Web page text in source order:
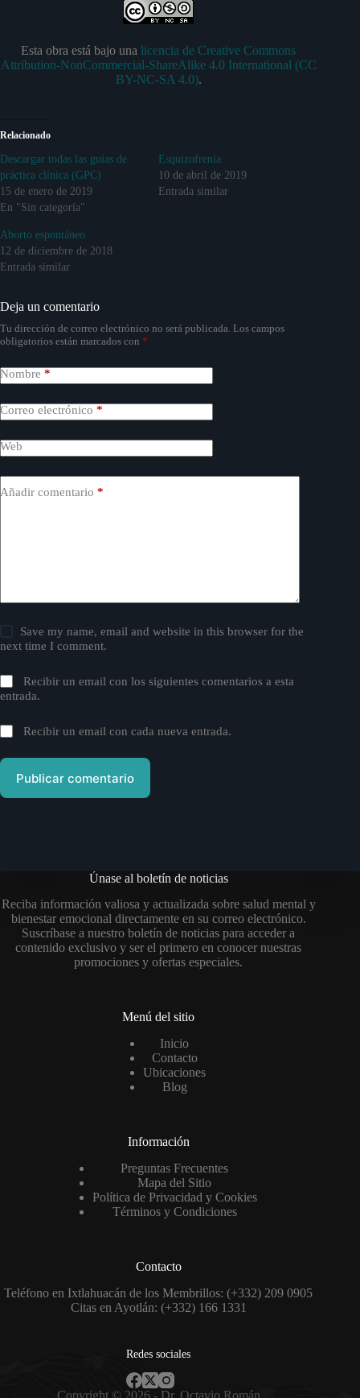
Esta obra está bajo una licencia de Creative Commons
Attribution-NonCommercial-ShareAlike 4.0 International (CC
BY-NC-SA 4.0).
Relacionado
Descargar todas las guías de
práctica clínica (GPC)
15 de enero de 2019
En "Sin categoría"
Esquizofrenia
10 de abril de 2019
Entrada similar
Aborto espontáneo
12 de diciembre de 2018
Entrada similar
Deja un comentario
Tu dirección de correo electrónico no será publicada. Los campos
obligatorios están marcados con *
Nombre *
Correo electrónico *
Web
Añadir comentario *
Save my name, email and website in this browser for the
next time I comment.
Recibir un email con los siguientes comentarios a esta
entrada.
Recibir un email con cada nueva entrada.
Publicar comentario
Únase al boletín de noticias
Reciba información valiosa y actualizada sobre salud mental y
bienestar emocional directamente en su correo electrónico.
Suscríbase a nuestro boletín de noticias para acceder a
contenido exclusivo y ser el primero en conocer nuestras
promociones y ofertas especiales.
Menú del sitio
Inicio
Contacto
Ubicaciones
Blog
Información
Preguntas Frecuentes
Mapa del Sitio
Política de Privacidad y Cookies
Términos y Condiciones
Contacto
Teléfono en Ixtlahuacán de los Membrillos: (+332) 209 0905
Citas en Ayotlán: (+332) 166 1331
Redes sociales
Copyright © 2026 - Dr. Octavio Román